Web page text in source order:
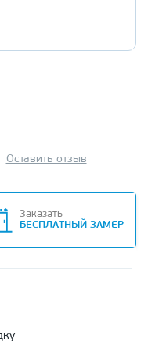
Оставить отзыв
Заказать
БЕСПЛАТНЫЙ ЗАМЕР